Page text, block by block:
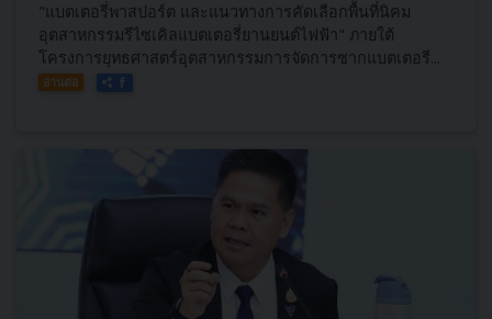
"แบตเตอรี่พาสปอร์ต และแนวทางการคัดเลือกพื้นที่นิคม
อุตสาหกรรมรีไซเคิลแบตเตอรี่ยานยนต์ไฟฟ้า" ภายใต้
โครงการยุทธศาสตร์อุตสาหกรรมการจัดการซากแบตเตอรี...
อ่านต่อ